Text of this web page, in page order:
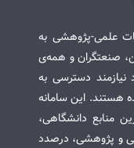
علمی-پژوهشی به
صنعتگران و همه‌ی
دسترسی به
هستند. این سامانه
منابع دانشگاهی،
و پژوهشی، درصدد